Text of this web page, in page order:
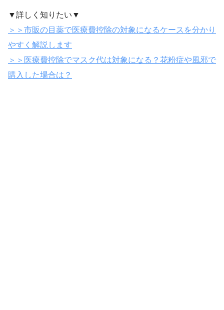
▼詳しく知りたい▼
＞＞市販の目薬で医療費控除の対象になるケースを分かり
やすく解説します
＞＞医療費控除でマスク代は対象になる？花粉症や風邪で
購入した場合は？